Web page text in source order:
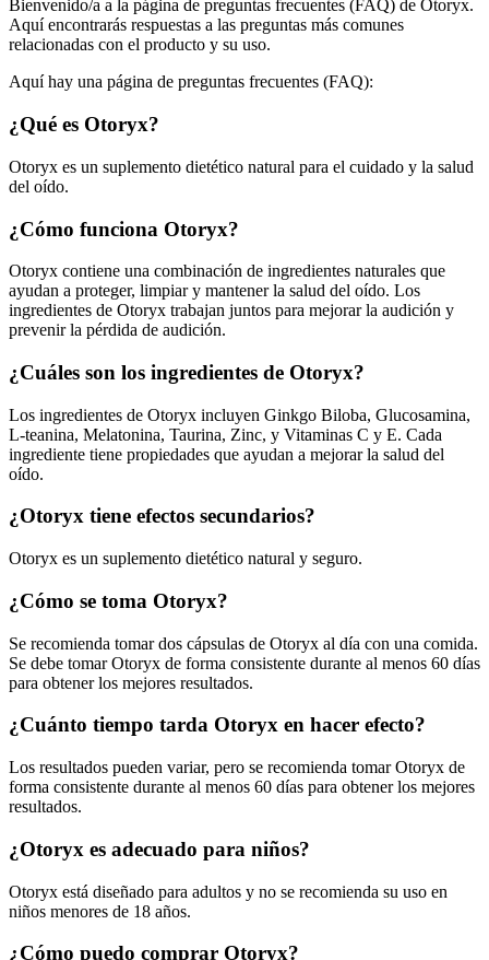
Bienvenido/a a la página de preguntas frecuentes (FAQ) de Otoryx.
Aquí encontrarás respuestas a las preguntas más comunes
relacionadas con el producto y su uso.
Aquí hay una página de preguntas frecuentes (FAQ):
¿Qué es Otoryx?
Otoryx es un suplemento dietético natural para el cuidado y la salud
del oído.
¿Cómo funciona Otoryx?
Otoryx contiene una combinación de ingredientes naturales que
ayudan a proteger, limpiar y mantener la salud del oído. Los
ingredientes de Otoryx trabajan juntos para mejorar la audición y
prevenir la pérdida de audición.
¿Cuáles son los ingredientes de Otoryx?
Los ingredientes de Otoryx incluyen Ginkgo Biloba, Glucosamina,
L-teanina, Melatonina, Taurina, Zinc, y Vitaminas C y E. Cada
ingrediente tiene propiedades que ayudan a mejorar la salud del
oído.
¿Otoryx tiene efectos secundarios?
Otoryx es un suplemento dietético natural y seguro.
¿Cómo se toma Otoryx?
Se recomienda tomar dos cápsulas de Otoryx al día con una comida.
Se debe tomar Otoryx de forma consistente durante al menos 60 días
para obtener los mejores resultados.
¿Cuánto tiempo tarda Otoryx en hacer efecto?
Los resultados pueden variar, pero se recomienda tomar Otoryx de
forma consistente durante al menos 60 días para obtener los mejores
resultados.
¿Otoryx es adecuado para niños?
Otoryx está diseñado para adultos y no se recomienda su uso en
niños menores de 18 años.
¿Cómo puedo comprar Otoryx?